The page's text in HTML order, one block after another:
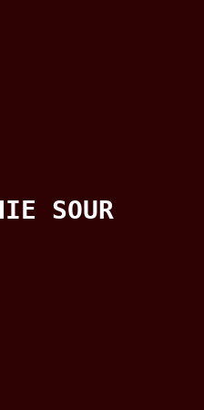
SOUR